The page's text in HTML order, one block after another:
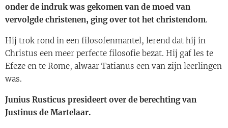
onder de indruk was gekomen van de moed van
vervolgde christenen, ging over tot het christendom.
Hij trok rond in een filosofenmantel, lerend dat hij in
Christus een meer perfecte filosofie bezat. Hij gaf les te
Efeze en te Rome, alwaar Tatianus een van zijn leerlingen
was.
Junius Rusticus presideert over de berechting van
Justinus de Martelaar.